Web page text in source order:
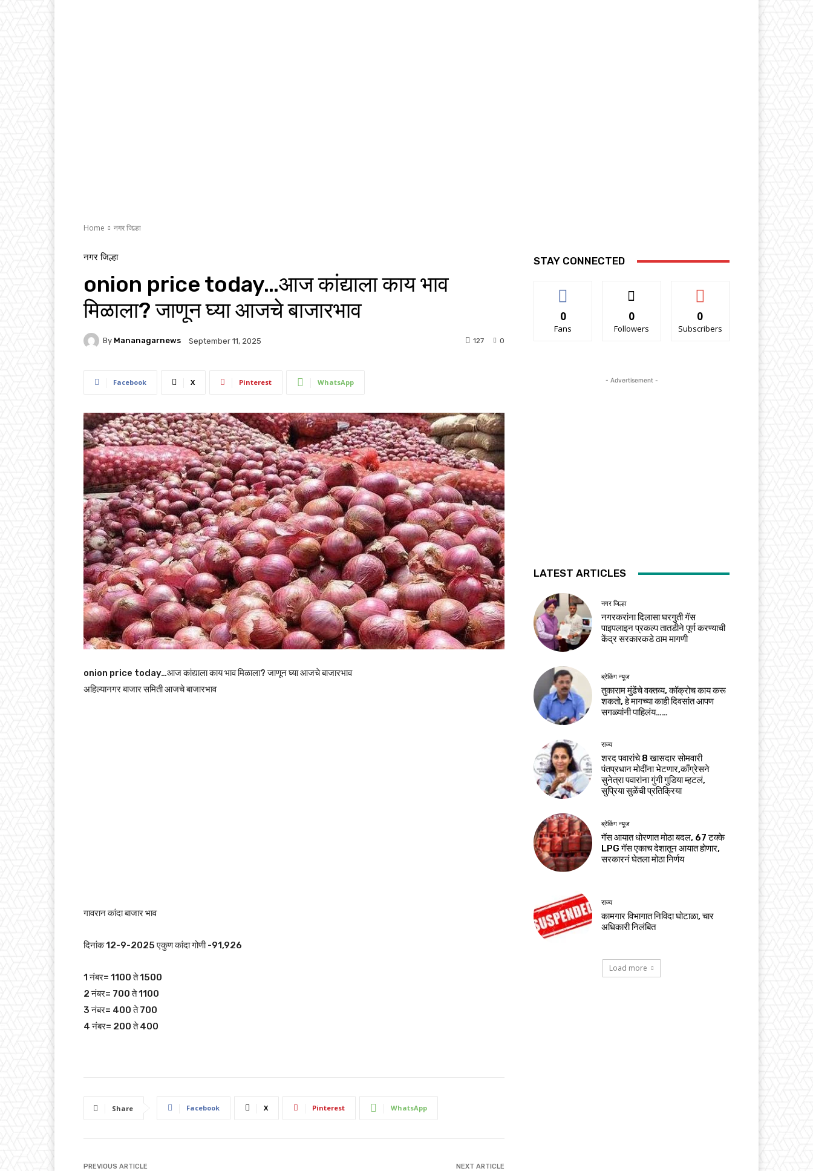
Home नगर जिल्हा
नगर जिल्हा
onion price today…आज कांद्याला काय भाव
मिळाला? जाणून घ्या आजचे बाजारभाव
By Mananagarnews September 11, 2025 0
127
Facebook X Pinterest WhatsApp
onion price today…आज कांद्याला काय भाव मिळाला? जाणून घ्या आजचे बाजारभाव
अहिल्यानगर बाजार समिती आजचे बाजारभाव
गावरान कांदा बाजार भाव
दिनांक 12-9-2025 एकुण कांदा गोणी -91,926
1 नंबर= 1100 ते 1500
2 नंबर= 700 ते 1100
3 नंबर= 400 ते 700
4 नंबर= 200 ते 400
Share Facebook X Pinterest WhatsApp
PREVIOUS ARTICLE NEXT ARTICLE
STAY CONNECTED
0
Fans
0
Followers
0
Subscribers
- Advertisement -
LATEST ARTICLES
नगर जिल्हा
नगरकरांना दिलासा घरगुती गॅस
पाइपलाइन प्रकल्प तातडीने पूर्ण करण्याची
केंद्र सरकारकडे ठाम मागणी
ब्रेकिंग न्यूज
तुकाराम मुंढेंचे वक्तव्य, कॉक्रोच काय करू
शकतो, हे मागच्या काही दिवसांत आपण
सगळ्यांनी पाहिलंय……
राज्य
शरद पवारांचे 8 खासदार सोमवारी
पंतप्रधान मोदींना भेटणार,काँग्रेसने
सुनेत्रा पवारांना गुंगी गुडिया म्हटलं,
सुप्रिया सुळेंची प्रतिक्रिया
ब्रेकिंग न्यूज
गॅस आयात धोरणात मोठा बदल, 67 टक्के
LPG गॅस एकाच देशातून आयात होणार,
सरकारनं घेतला मोठा निर्णय
राज्य
कामगार विभागात निविदा घोटाळा, चार
अधिकारी निलंबित
Load more